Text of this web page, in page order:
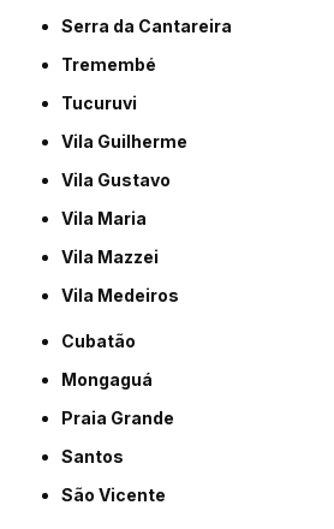
Serra da Cantareira
Tremembé
Tucuruvi
Vila Guilherme
Vila Gustavo
Vila Maria
Vila Mazzei
Vila Medeiros
Cubatão
Mongaguá
Praia Grande
Santos
São Vicente